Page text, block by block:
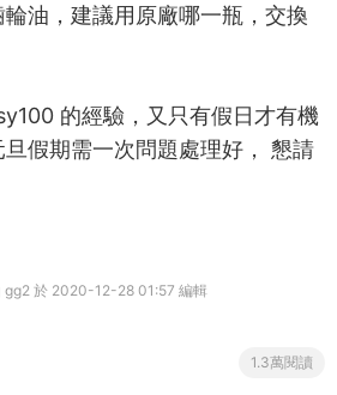
油，建議用原廠哪一瓶，交換
的經驗，又只有假日才有機
假期需一次問題處理好， 懇請
gg2 於 2020-12-28 01:57 編輯
1.3萬閱讀